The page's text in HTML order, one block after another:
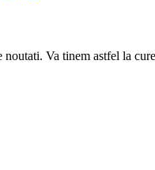
Va tinem astfel la